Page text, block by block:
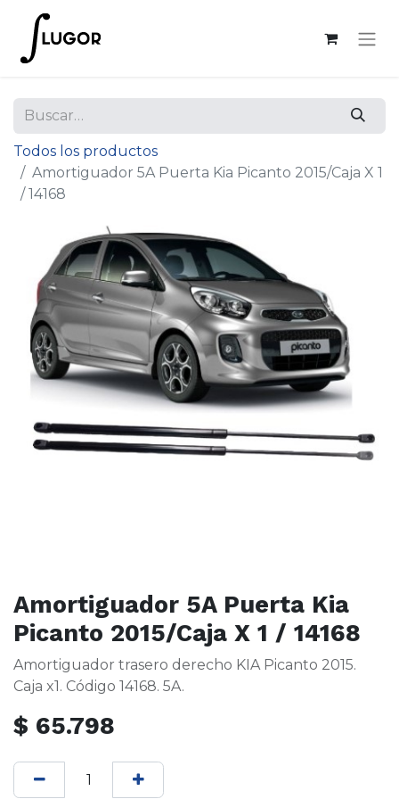
Todos los productos
Amortiguador 5A Puerta Kia Picanto 2015/Caja X 1
/ 14168
Amortiguador 5A Puerta Kia
Picanto 2015/Caja X 1 / 14168
Amortiguador trasero derecho KIA Picanto 2015.
Caja x1. Código 14168. 5A.
$ 65.798